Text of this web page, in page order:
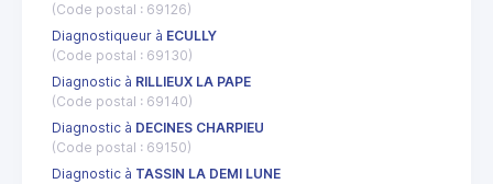
(Code postal : 69126)
Diagnostiqueur à ECULLY
(Code postal : 69130)
Diagnostic à RILLIEUX LA PAPE
(Code postal : 69140)
Diagnostic à DECINES CHARPIEU
(Code postal : 69150)
Diagnostic à TASSIN LA DEMI LUNE